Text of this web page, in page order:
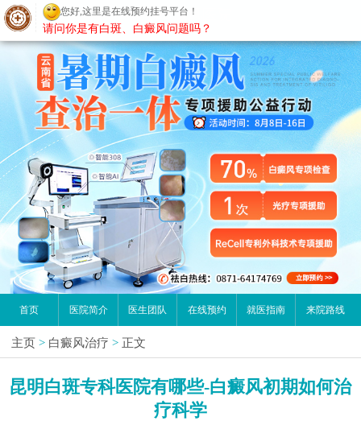
昆明白癜风医院
首页 医院简介 医生团队 在线预约 就医指南 来院路线
主页 > 白癜风治疗 > 正文
昆明白斑专科医院有哪些-白癜风初期如何治
疗科学
您好,这里是在线预约挂号平台！
请问你是有白斑、白癜风问题吗？